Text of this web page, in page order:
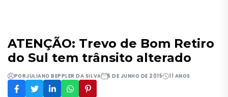
ATENÇÃO: Trevo de Bom Retiro
do Sul tem trânsito alterado
PORJULIANO BEPPLER DA SILVA 5 DE JUNHO DE 2015 11 ANOS